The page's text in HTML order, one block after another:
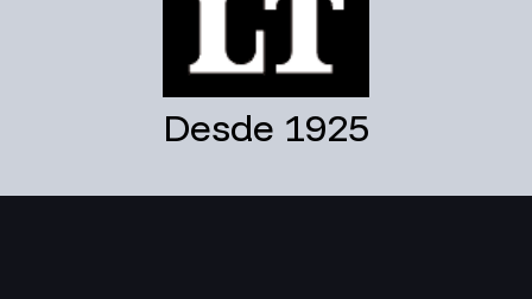
Desde 1925